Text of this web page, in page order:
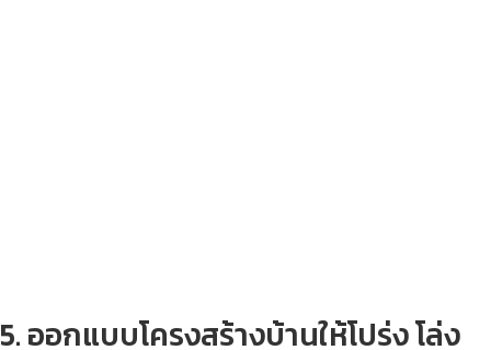
5. ออกแบบโครงสร้างบ้านให้โปร่ง โล่ง